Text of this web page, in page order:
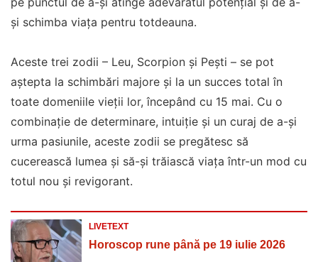
și schimba viața pentru totdeauna.
Aceste trei zodii – Leu, Scorpion și Pești – se pot
aștepta la schimbări majore și la un succes total în
toate domeniile vieții lor, începând cu 15 mai. Cu o
combinație de determinare, intuiție și un curaj de a-și
urma pasiunile, aceste zodii se pregătesc să
cucerească lumea și să-și trăiască viața într-un mod cu
totul nou și revigorant.
LIVETEXT
Horoscop rune până pe 19 iulie 2026